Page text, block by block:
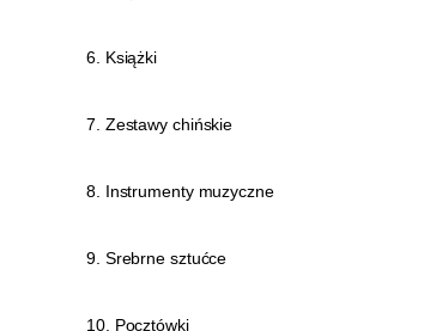
6. Książki
7. Zestawy chińskie
8. Instrumenty muzyczne
9. Srebrne sztućce
10. Pocztówki